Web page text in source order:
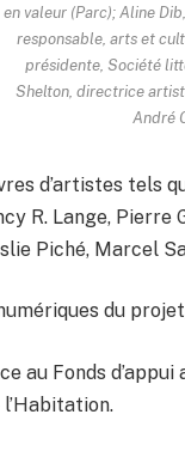
en valeur (Parc); Aline
responsable, arts et
présidente, Société
Shelton, directrice
André
d’artistes tels
R. Lange,
Piché, Marcel
du
au Fonds